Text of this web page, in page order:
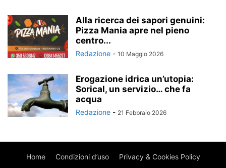
Alla ricerca dei sapori genuini:
Pizza Mania apre nel pieno
centro...
Redazione - 10 Maggio 2026
Erogazione idrica un’utopia:
Sorical, un servizio… che fa
acqua
Redazione - 21 Febbraio 2026
Home Condizioni d’uso Privacy & Cookies Policy